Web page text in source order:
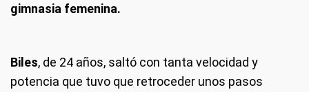
gimnasia femenina.
Biles, de 24 años, saltó con tanta velocidad y
potencia que tuvo que retroceder unos pasos